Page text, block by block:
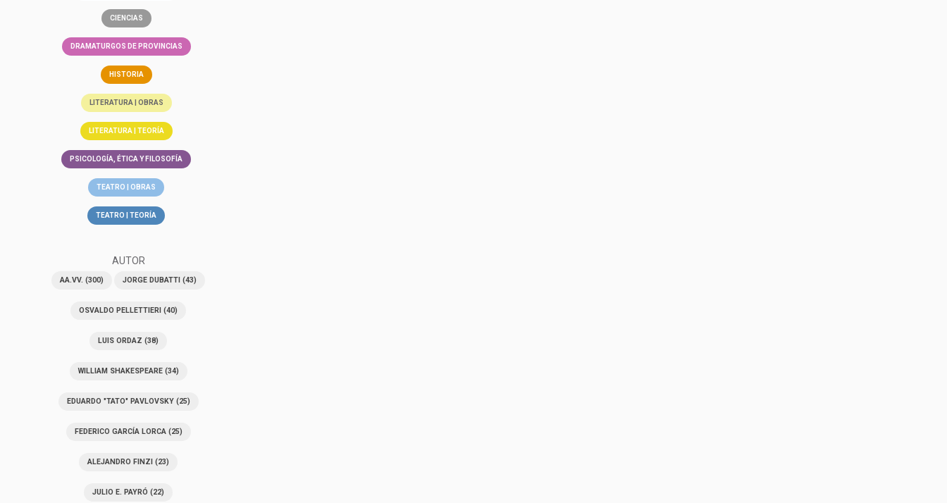
CIENCIAS
DRAMATURGOS DE PROVINCIAS
HISTORIA
LITERATURA | OBRAS
LITERATURA | TEORÍA
PSICOLOGÍA, ÉTICA Y FILOSOFÍA
TEATRO | OBRAS
TEATRO | TEORÍA
AUTOR
AA.VV. (300) JORGE DUBATTI (43)
OSVALDO PELLETTIERI (40)
LUIS ORDAZ (38)
WILLIAM SHAKESPEARE(34)
EDUARDO "TATO" PAVLOVSKY(25)
FEDERICO GARCÍA LORCA(25)
ALEJANDRO FINZI (23)
JULIO E. PAYRÓ (22)